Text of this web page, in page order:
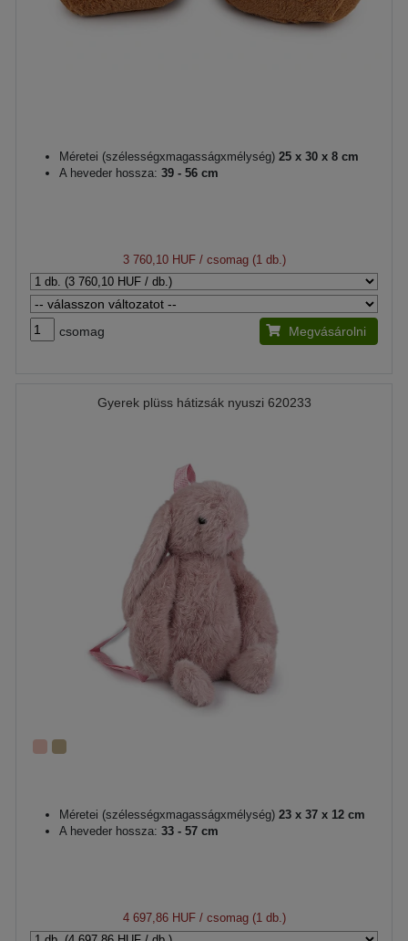
Méretei (szélességxmagasságxmélység) 25 x 30 x 8 cm
A heveder hossza: 39 - 56 cm
3 760,10 HUF/ csomag (1 db.)
csomag Megvásárolni
Gyerek plüss hátizsák nyuszi 620233
Méretei (szélességxmagasságxmélység) 23 x 37 x 12 cm
A heveder hossza: 33 - 57 cm
4 697,86 HUF/ csomag (1 db.)